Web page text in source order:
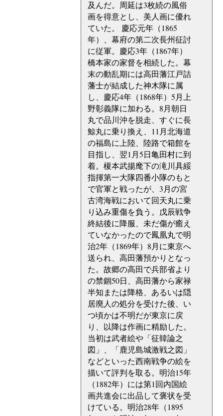
及んだ。周延は3枚続の風俗
画を得意とし、美人画に優れ
ていた。 慶応元年（1865
年）、幕府の第二次長州征討
に従軍。慶応3年（1867年）
橋本家の家督を相続した。幕
末の動乱期には高田藩江戸詰
藩士が結成した神木隊に属
し、慶応4年（1868年）5月上
野彰義隊に加わる。8月朝日
丸で品川沖を脱走、すぐに長
鯨丸に乗り換え、11月北海道
の福島に上陸、陸路で箱館を
目指し、翌1月5日亀田村に到
着。榎本武揚麾下の滝川具綏
指揮第一大隊四番小隊のもと
で官軍と戦ったが、3月の宮
古湾海戦において回天丸に乗
り込み重傷を負う。戊辰戦争
終結後に降服、未だ傷が癒え
ていなかったので鳳凰丸で明
治2年（1869年）8月に東京へ
送られ、高田藩預かりとなっ
た。故郷の高田で兵部省より
の禁錮50日、高田藩から家禄
半知または降格、あるいは隠
居廃人の処分を受けた後、い
つ頃かは不明だが東京に戻
り、以降は作画に精励した。
当初は武者絵や「征韓論之
図」、「鹿児島城激戦之図」
などといった西南戦争の絵を
描いて評判を取る。明治15年
（1882年）には第1回内国絵
画共進会に出品して褒状を受
けている。明治28年（1895